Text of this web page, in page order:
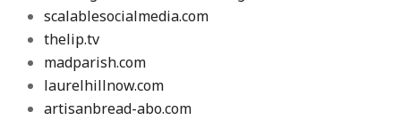
scalablesocialmedia.com
thelip.tv
madparish.com
laurelhillnow.com
artisanbread-abo.com